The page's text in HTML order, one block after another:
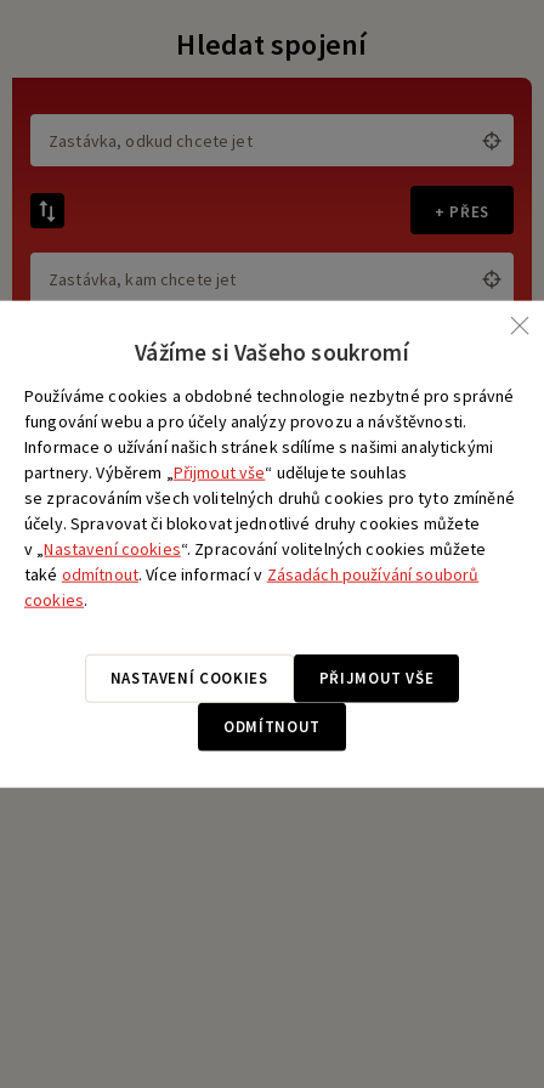
Hledat spojení
+ PŘES
jen bezbariérová spojení
jen nízkopodlažní spoje
bez přestupů
VYHLEDAT
Vážíme si Vašeho soukromí
Používáme cookies a obdobné technologie nezbytné pro správné
fungování webu a pro účely analýzy provozu a návštěvnosti.
Informace o užívání našich stránek sdílíme s našimi analytickými
partnery. Výběrem „ Přijmout vše“ udělujete souhlas
se zpracováním všech volitelných druhů cookies pro tyto zmíněné
účely. Spravovat či blokovat jednotlivé druhy cookies můžete
v „Nastavení cookies“. Zpracování volitelných cookies můžete
také odmítnout. Více informací v Zásadách používání souborů
cookies.
ODMÍTNOUT
NASTAVENÍ COOKIES PŘIJMOUT VŠE